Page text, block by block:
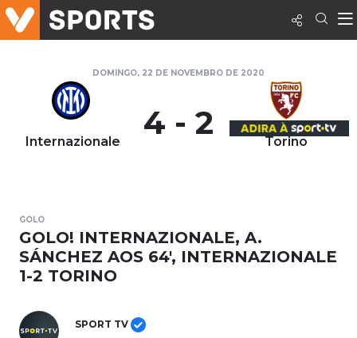
DOMINGO, 22 DE NOVEMBRO DE 2020
Internazionale 4 - 2 Torino
GOLO
GOLO! INTERNAZIONALE, A.
SÁNCHEZ AOS 64', INTERNAZIONALE
1-2 TORINO
SPORT TV